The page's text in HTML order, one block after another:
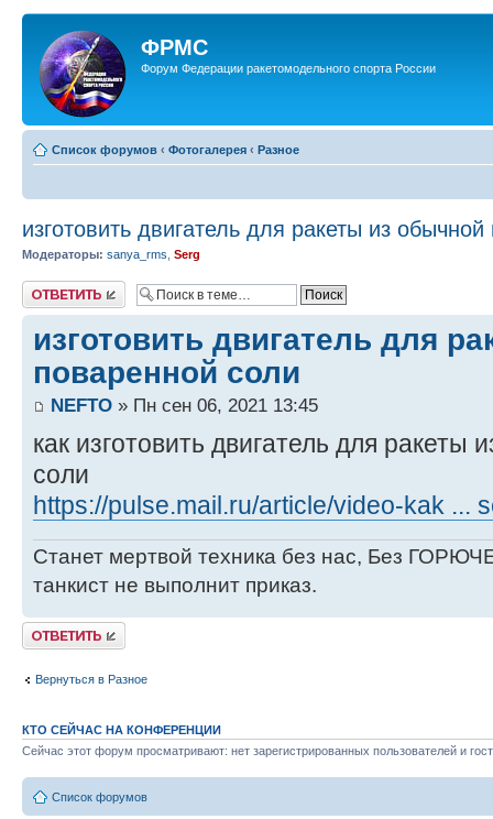
ФРМС
Форум Федерации ракетомодельного спорта России
Список форумов ‹ Фотогалерея ‹ Разное
изготовить двигатель для ракеты из
Модераторы: sanya_rms Serg
Ответить
изготовить двигатель для
поваренной соли
NEFTO » Пн сен 06, 2021 13:45
как изготовить двигатель для ракеты
соли
https://pulse.mail.ru/article/video-kak ...
Станет мертвой техника без нас, Без
танкист не выполнит приказ.
Ответить
Вернуться в Разное
КТО СЕЙЧАС НА КОНФЕРЕНЦИИ
Сейчас этот форум просматривают: нет зарегистрированных пользователей и
Список форумов